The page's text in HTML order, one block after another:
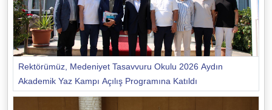
Rektörümüz, Medeniyet Tasavvuru Okulu 2026 Aydın
Akademik Yaz Kampı Açılış Programına Katıldı